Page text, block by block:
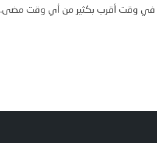
في وقت أقرب بكثير من أي وقت مضى.